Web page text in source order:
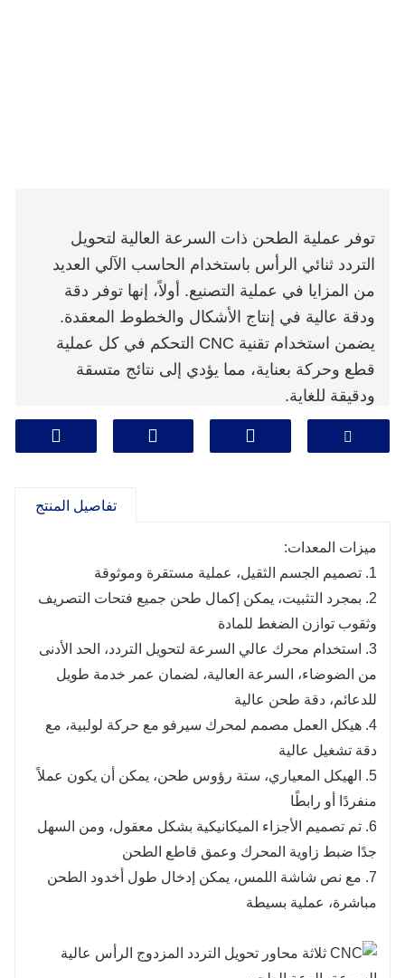
توفر عملية الطحن ذات السرعة العالية لتحويل
التردد ثنائي الرأس باستخدام الحاسب الآلي العديد
من المزايا في عملية التصنيع. أولاً، إنها توفر دقة
ودقة عالية في إنتاج الأشكال والخطوط المعقدة.
يضمن استخدام تقنية CNC التحكم في كل عملية
قطع وحركة بعناية، مما يؤدي إلى نتائج متسقة
ودقيقة للغاية.
تفاصيل المنتج
ميزات المعدات:
1. تصميم الجسم الثقيل، عملية مستقرة وموثوقة
2. بمجرد التثبيت، يمكن إكمال طحن جميع فتحات التصريف
وثقوب توازن الضغط للمادة
3. استخدام محرك عالي السرعة لتحويل التردد، الحد الأدنى
من الضوضاء، السرعة العالية، لضمان عمر خدمة طويل
للدعائم، دقة طحن عالية
4. هيكل العمل مصمم لمحرك سيرفو مع حركة لولبية، مع
دقة تشغيل عالية
5. الهيكل المعياري، ستة رؤوس طحن، يمكن أن يكون عملاً
منفردًا أو رابطًا
6. تم تصميم الأجزاء الميكانيكية بشكل معقول، ومن السهل
جدًا ضبط زاوية المحرك وعمق قاطع الطحن
7. مع نص شاشة اللمس، يمكن إدخال طول أخدود الطحن
مباشرة، عملية بسيطة